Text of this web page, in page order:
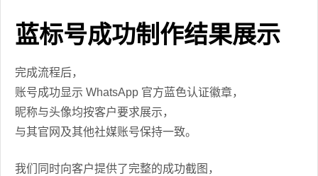
蓝标号成功制作结果展示
完成流程后，
账号成功显示 WhatsApp 官方蓝色认证徽章，
昵称与头像均按客户要求展示，
与其官网及其他社媒账号保持一致。
我们同时向客户提供了完整的成功截图，